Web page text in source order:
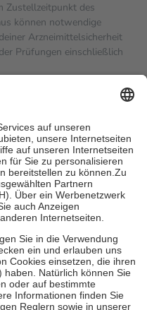
Zustellzeitpunkt des
können notwendige
Arzneimittelsicherheit
Prüfungen einschließlich
stellt der Arzt ein
in der Regel die
Teil davon als Zuzahlung
in Höhe von zehn
jedochfünf Euro
nie mehr als die
entrichten.
für Online-Apotheken.
beträgt die
zehn Euro je
für ihre eigene Gesundheit
der Familie zu unterstützen,